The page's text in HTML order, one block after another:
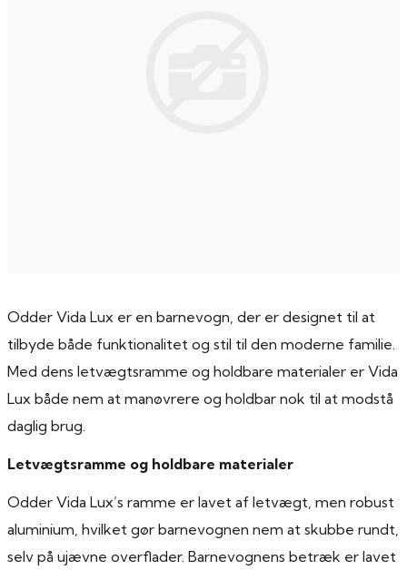
Odder Vida Lux er en barnevogn, der er designet til at
tilbyde både funktionalitet og stil til den moderne familie.
Med dens letvægtsramme og holdbare materialer er Vida
Lux både nem at manøvrere og holdbar nok til at modstå
daglig brug.
Letvægtsramme og holdbare materialer
Odder Vida Lux’s ramme er lavet af letvægt, men robust
aluminium, hvilket gør barnevognen nem at skubbe rundt,
selv på ujævne overflader. Barnevognens betræk er lavet